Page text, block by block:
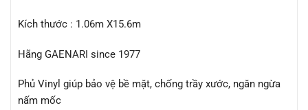
Kích thước : 1.06m X15.6m
Hãng GAENARI since 1977
Phủ Vinyl giúp bảo vệ bề mặt, chống trầy xước, ngăn ngừa
nấm mốc